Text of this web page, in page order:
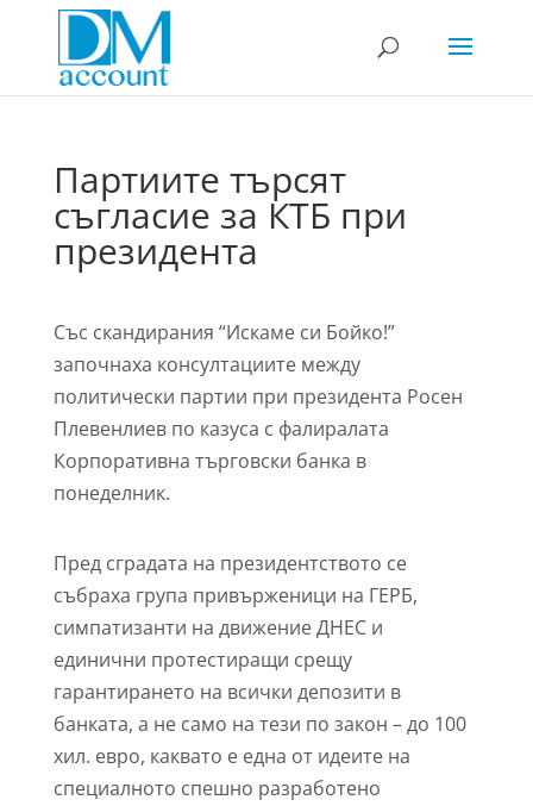
Партиите търсят
съгласие за КТБ при
президента
Със скандирания “Искаме си Бойко!”
започнаха консултациите между
политически партии при президента Росен
Плевенлиев по казуса с фалиралата
Корпоративна търговски банка в
понеделник.
Пред сградата на президентството се
събраха група привърженици на ГЕРБ,
симпатизанти на движение ДНЕС и
единични протестиращи срещу
гарантирането на всички депозити в
банката, а не само на тези по закон – до 100
хил. евро, каквато е една от идеите на
специалното спешно разработено